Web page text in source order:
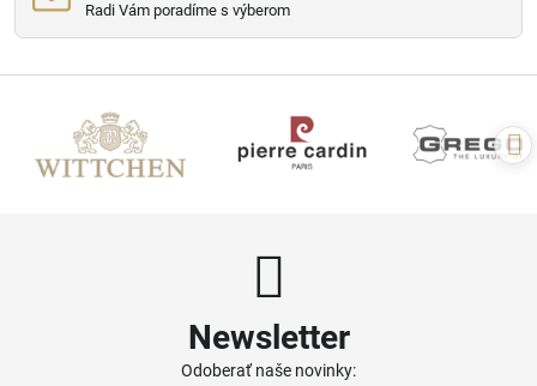
Radi Vám poradíme s výberom
Newsletter
Odoberať naše novinky: